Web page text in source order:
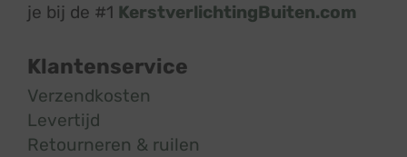
je bij de #1 KerstverlichtingBuiten.com
Klantenservice
Verzendkosten
Levertijd
Retourneren & ruilen